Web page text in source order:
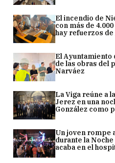
El incendio de
con más de
hay refuerzos
El Ayuntamiento
de las obras del
Narváez
La Viga reúne a
Jerez en una
González como
Un joven rompe
durante la
acaba en el